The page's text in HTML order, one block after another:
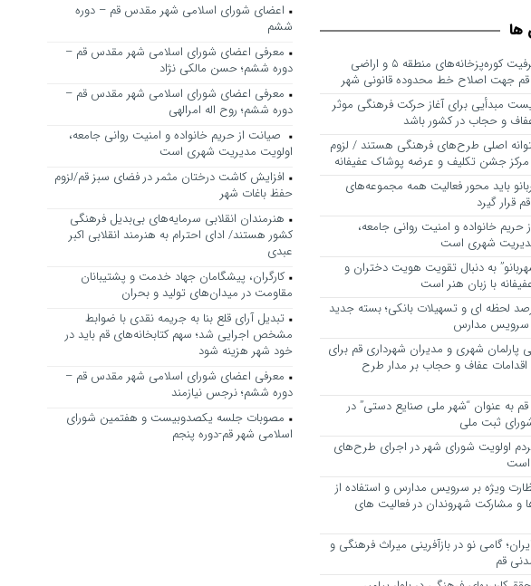
ها
بررسی ظرفیت کوره‌پزخانه‌های منطقه ۵ و اراضی
قم جهت اصلاح خط محدوده قانونی شهر
مبدأیی برای آغاز حرکت فرهنگی موثر
و حجاب در کشور باشد
اصلی طرح‌های فرهنگی هستند / لزوم
مرکز جشن تکلیف و عرضه پوشاک عفیفانه
باید محور فعالیت همه مجموعه‌های
قرار گیرد
حریم خانواده و امنیت روانی جامعه،
شهری است
به دنبال تقویت هویت دختران و
با زبان هنر است
لحظه ای و تسهیلات بانکی؛ بسته جدید
سرویس مدارس
پارلمان شهری و مدیران شهرداری قم برای
اقدامات عفاف و حجاب بر مدار طرح
به عنوان “شهر ملی صنایع دستی” در
ثبت ملی
اولویت شورای شهر در اجرای طرح‌های
است
ویژه بر سرویس مدارس و استفاده از
و مشارکت شهروندان در فعالیت های
گامی نو در بازآفرینی میراث فرهنگی و
قم
اعضای شورای اسلامی شهر مقدس قم – دوره
ششم
معرفی اعضای شورای اسلامی شهر مقدس قم –
دوره ششم؛ حسن مالکی نژاد
معرفی اعضای شورای اسلامی شهر مقدس قم –
دوره ششم؛ روح اله امرالهی
صیانت از حریم خانواده و امنیت روانی جامعه،
اولویت مدیریت شهری است
افزایش کاشت درختان مثمر در فضای سبز قم/لزوم
حفظ باغات شهر
هنرمندان انقلابی سرمایه‌های بی‌بدیل فرهنگی
کشور هستند/ ادای احترام به هنرمند انقلابی اکبر
عبدی
کارگران، پیشگامان جهاد خدمت و پشتیبانان
مقاومت در میدان‌های تولید و بحران
تبدیل آرای قلع بنا به جریمه نقدی با ضوابط
مشخص اجرایی شد؛ سهم کتابخانه‌های قم باید در
خود شهر هزینه شود
معرفی اعضای شورای اسلامی شهر مقدس قم –
دوره ششم؛ نرجس نیازمند
مصوبات جلسه یکصدوبیست و هفتمین شورای
اسلامی شهر قم-دوره پنجم